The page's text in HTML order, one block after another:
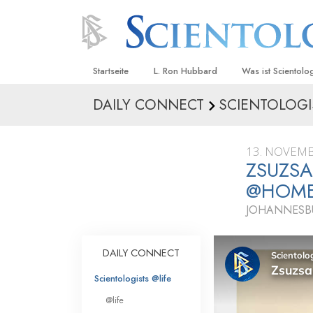
Startseite L. Ron Hubbard Was ist
Anschauungen
Was
sagen
Lernen Sie
Innerhalb einer
Die
DAILY CONNECT
13.
DAILY CONNECT
Scientologists @life
@life